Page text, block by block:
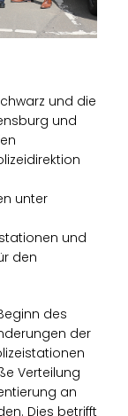
und die
und
unter
und
den
des
der
Verteilung
an
Dies betrifft